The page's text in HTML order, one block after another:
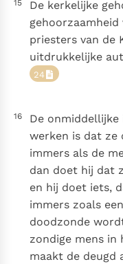
15
De kerkelijke
priesters van de
uitdrukkelijke
24
16
De onmiddellijke
werken is dat ze
immers als de
dan doet hij dat
en hij doet iets,
immers zoals
doodzonde
zondige mens in
maakt de deugd